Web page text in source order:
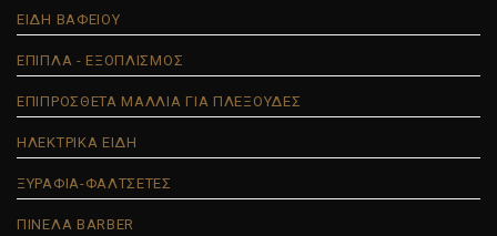
ΕΙΔΗ ΒΑΦΕΙΟΥ
ΕΠΙΠΛΑ - ΕΞΟΠΛΙΣΜΟΣ
ΕΠΙΠΡΟΣΘΕΤΑ ΜΑΛΛΙΑ ΓΙΑ ΠΛΕΞΟΥΔΕΣ
ΗΛΕΚΤΡΙΚΑ ΕΙΔΗ
ΞΥΡΑΦΙΑ-ΦΑΛΤΣΕΤΕΣ
ΠΙΝΕΛΑ BARBER